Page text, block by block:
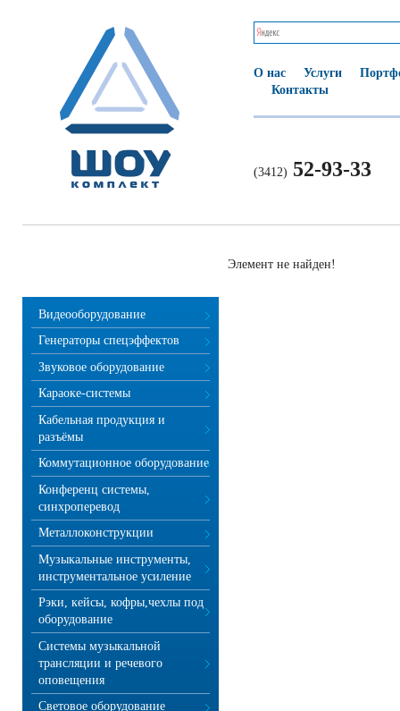
О нас Услуги
Контакты
(3412) 52-93-33
Видеооборудование
Генераторы спецэффектов
Звуковое оборудование
Караоке-системы
Кабельная продукция и
разъёмы
Коммутационное оборудование
Конференц системы,
синхроперевод
Металлоконструкции
Музыкальные инструменты,
инструментальное усиление
Рэки, кейсы, кофры,чехлы под
оборудование
Системы музыкальной
трансляции и речевого
оповещения
Световое оборудование
Элемент не найден!